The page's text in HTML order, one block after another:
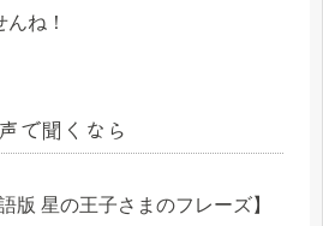
んね！
で聞くなら
版 星の王子さまのフレーズ】